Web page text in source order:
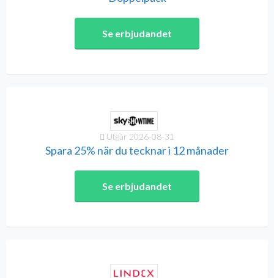
Se erbjudandet
Utgår 2026-08-31
Spara 25% när du tecknar i 12 månader
Se erbjudandet